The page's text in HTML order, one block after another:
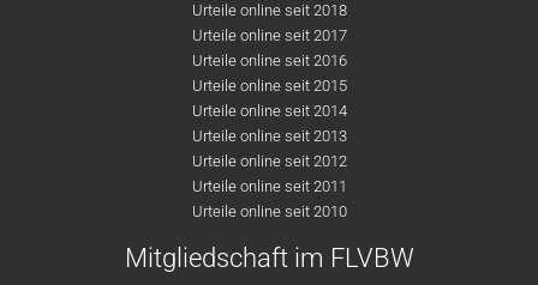
Urteile online seit 2018
Urteile online seit 2017
Urteile online seit 2016
Urteile online seit 2015
Urteile online seit 2014
Urteile online seit 2013
Urteile online seit 2012
Urteile online seit 2011
Urteile online seit 2010
Mitgliedschaft im FLVBW